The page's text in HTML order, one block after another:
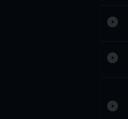
play_circle_filled
play_circle_filled
play_circle_filled